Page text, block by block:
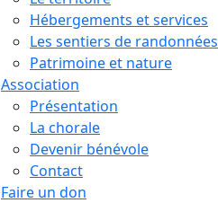
Hébergements et services
Les sentiers de randonnées
Patrimoine et nature
Association
Présentation
La chorale
Devenir bénévole
Contact
Faire un don